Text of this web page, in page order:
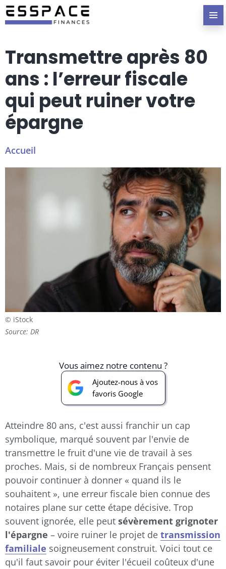
Accueil
Transmettre après 80
ans : l’erreur fiscale
qui peut ruiner votre
épargne
© iStock
Source: DR
Vous aimez notre contenu ?
Ajoutez-nous à vos
favoris Google
Atteindre 80 ans, c'est aussi franchir un cap
symbolique, marqué souvent par l'envie de
transmettre le fruit d'une vie de travail à ses
proches. Mais, si de nombreux Français pensent
pouvoir continuer à donner « quand ils le
souhaitent », une erreur fiscale bien connue des
notaires plane sur cette étape décisive. Trop
souvent ignorée, elle peut sévèrement grignoter
l'épargne – voire ruiner le projet de transmission
familiale soigneusement construit. Voici tout ce
qu'il faut savoir pour éviter l'écueil coûteux d'une